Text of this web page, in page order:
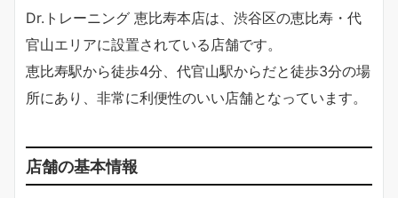
Dr.トレーニング 恵比寿本店は、渋谷区の恵比寿・代
官山エリアに設置されている店舗です。
恵比寿駅から徒歩4分、代官山駅からだと徒歩3分の場
所にあり、非常に利便性のいい店舗となっています。
店舗の基本情報